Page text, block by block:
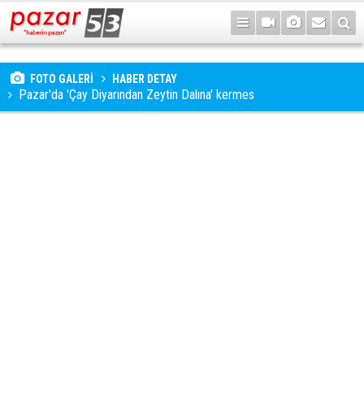
FOTO GALERİ HABER DETAY
Pazar'da 'Çay Diyarından Zeytin Dalına' kermes